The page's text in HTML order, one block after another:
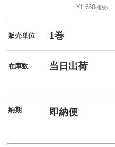
¥1,630(税抜)
販売単位 1巻
在庫数 当日出荷
納期 即納便